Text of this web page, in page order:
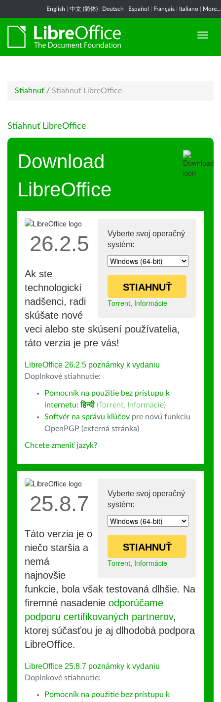
English 中文 (简体) Deutsch Español Français Italiano More...
Stiahnuť / Stiahnuť LibreOffice
Stiahnuť LibreOffice
Download
LibreOffice
Vyberte svoj operačný
systém:
STIAHNUŤ
Torrent, Informácie
26.2.5
Ak ste
technologickí
nadšenci, radi
skúšate nové
veci alebo ste skúsení používatelia,
táto verzia je pre vás!
LibreOffice 26.2.5 poznámky k vydaniu
Doplnkové stiahnutie:
Pomocník na použitie bez prístupu k
internetu:हिन्दी (Torrent, Informácie)
Softvér na správu kľúčov pre novú funkciu
OpenPGP (externá stránka)
Chcete zmeniť jazyk?
Vyberte svoj operačný
systém:
STIAHNUŤ
Torrent, Informácie
25.8.7
Táto verzia je o
niečo staršia a
nemá
najnovšie
funkcie, bola však testovaná dlhšie. Na
firemné nasadenie odporúčame
podporu certifikovaných partnerov,
ktorej súčasťou je aj dlhodobá podpora
LibreOffice.
LibreOffice 25.8.7 poznámky k vydaniu
Doplnkové stiahnutie:
Pomocník na použitie bez prístupu k